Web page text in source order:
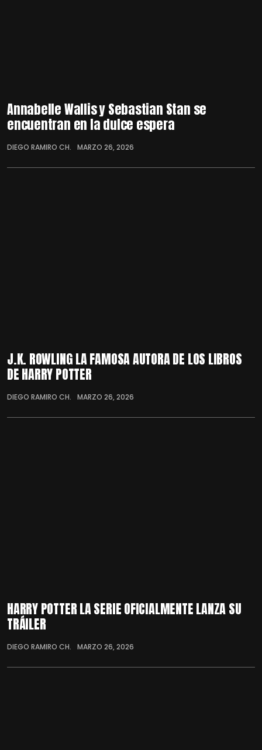
Annabelle Wallis y Sebastian Stan se
encuentran en la dulce espera
DIEGO RAMIRO CH. MARZO 26, 2026
J.K. ROWLING LA FAMOSA AUTORA DE LOS LIBROS
DE HARRY POTTER
DIEGO RAMIRO CH. MARZO 26, 2026
HARRY POTTER LA SERIE OFICIALMENTE LANZA SU
TRÁILER
DIEGO RAMIRO CH. MARZO 26, 2026